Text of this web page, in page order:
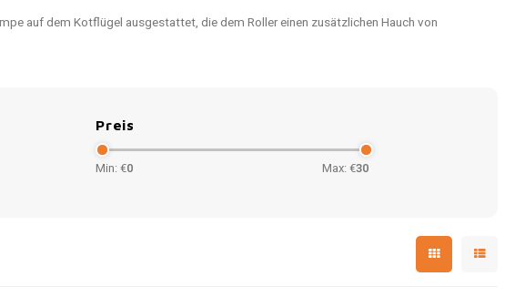
auf dem Kotflügel ausgestattet, die dem Roller einen zusätzlichen Hauch von
Preis
Min: €0 Max: €30